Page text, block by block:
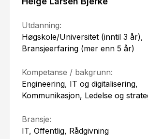
Utdanning:
Høgskole/Universitet (inntil 3 år),
Bransjeerfaring (mer enn 5 år)
Kompetanse / bakgrunn:
Engineering, IT og digitalisering,
Kommunikasjon, Ledelse og
Bransje:
IT, Offentlig, Rådgivning